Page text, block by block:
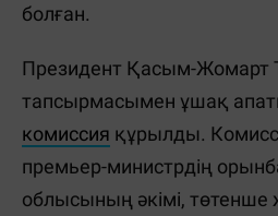
болған.
Президент Қасым-Жомарт
тапсырмасымен ұшақ
комиссия құрылды.
премьер-министрдің
облысының әкімі, төтенше